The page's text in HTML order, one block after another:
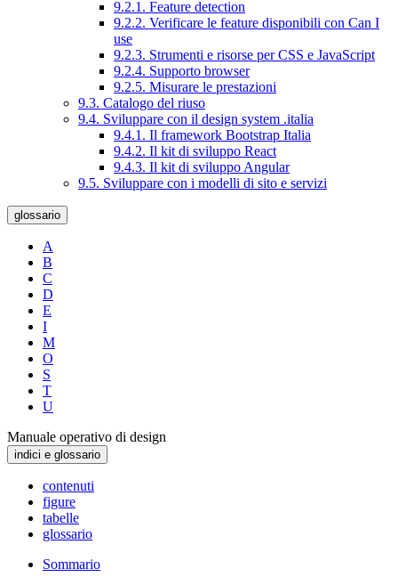
9.2.1. Feature detection
9.2.2. Verificare le feature disponibili con Can I
use
9.2.3. Strumenti e risorse per CSS e JavaScript
9.2.4. Supporto browser
9.2.5. Misurare le prestazioni
9.3. Catalogo del riuso
9.4. Sviluppare con il design system .italia
9.4.1. Il framework Bootstrap Italia
9.4.2. Il kit di sviluppo React
9.4.3. Il kit di sviluppo Angular
9.5. Sviluppare con i modelli di sito e servizi
glossario
A
B
C
D
E
I
M
O
S
T
U
Manuale operativo di design
indici e glossario
contenuti
figure
tabelle
glossario
Sommario